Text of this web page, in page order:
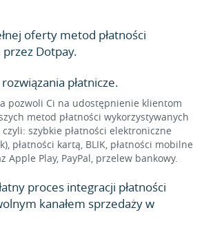
oferty metod płatności
Dotpay.
płatnicze.
pozwoli Ci na udostępnienie klientom
metod płatności wykorzystywanych
szybkie płatności elektroniczne
płatności kartą, BLIK, płatności mobilne
Apple Play, PayPal, przelew bankowy.
proces integracji płatności
kanałem sprzedaży w